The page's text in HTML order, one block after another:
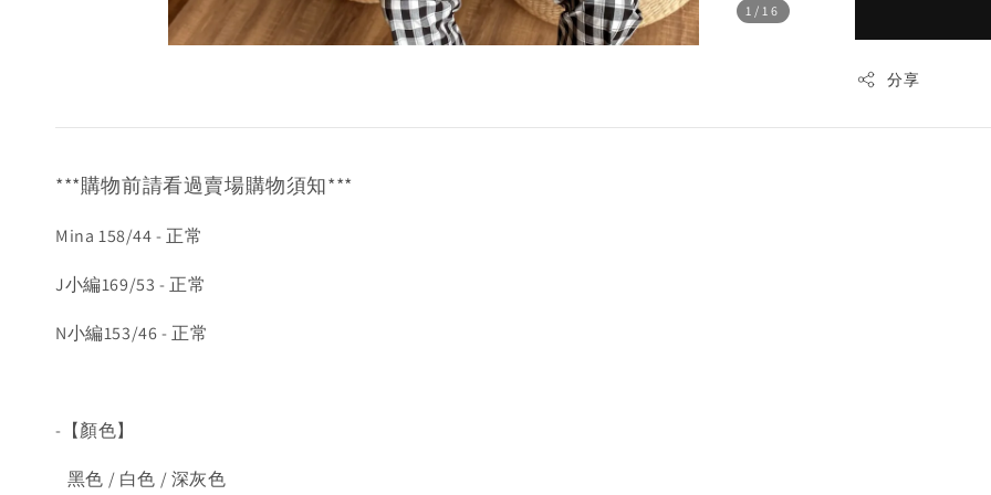
1 /16
分享
***購物前請看過賣場購物須知***
Mina 158/44 - 正常
J小編169/53 - 正常
N小編153/46 - 正常
-【顏色】
黑色 / 白色 / 深灰色